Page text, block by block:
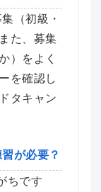
（初級・
た、募集
）をよく
を確認し
タキャン
が必要？
ちです